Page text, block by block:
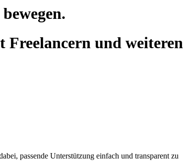
und weiteren
passende Unterstützung einfach und transparent zu